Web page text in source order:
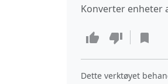
Konverter enheter
Dette verktøyet